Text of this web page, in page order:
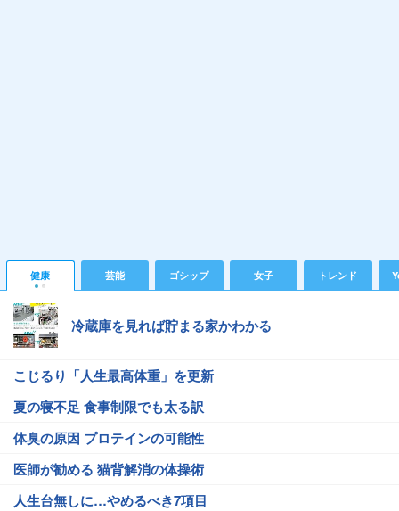
健康 芸能 ゴシップ 女子 トレンド
冷蔵庫を見れば貯まる家かわかる
こじるり「人生最高体重」を更新
夏の寝不足 食事制限でも太る訳
体臭の原因 プロテインの可能性
医師が勧める 猫背解消の体操術
人生台無しに…やめるべき7項目